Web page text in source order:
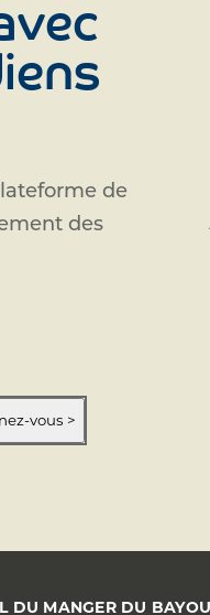
de
des
vous >
DU MANGER DU BAYOU